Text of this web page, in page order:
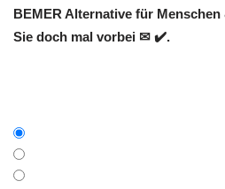
BEMER Alternative für
Sie doch mal vorbei ✉ ✔️.